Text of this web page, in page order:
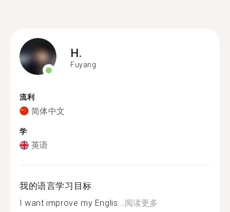
H.
Fuyang
流利
简体中文
学
英语
我的语言学习目标
I want improve my Englis...阅读更多